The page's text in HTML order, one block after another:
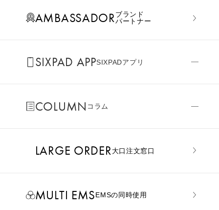
AMBASSADORブランド
パートナー
SIXPAD APPSIXPADアプリ
COLUMN コラム
LARGE ORDER⼤⼝注⽂窓⼝
MULTI EMSEMSの同時使用